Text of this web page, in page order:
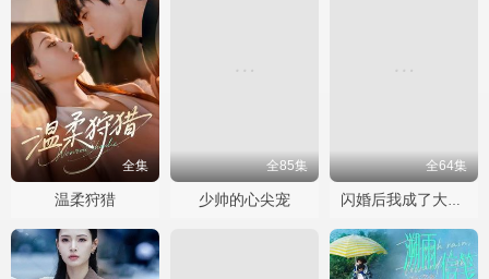
全集
温柔狩猎
全85集
少帅的心尖宠
全64集
闪婚后我成了大佬的掌中之物